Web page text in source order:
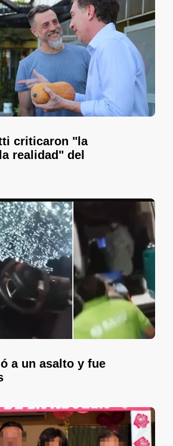
criticaron "la
realidad" del
a un asalto y fue